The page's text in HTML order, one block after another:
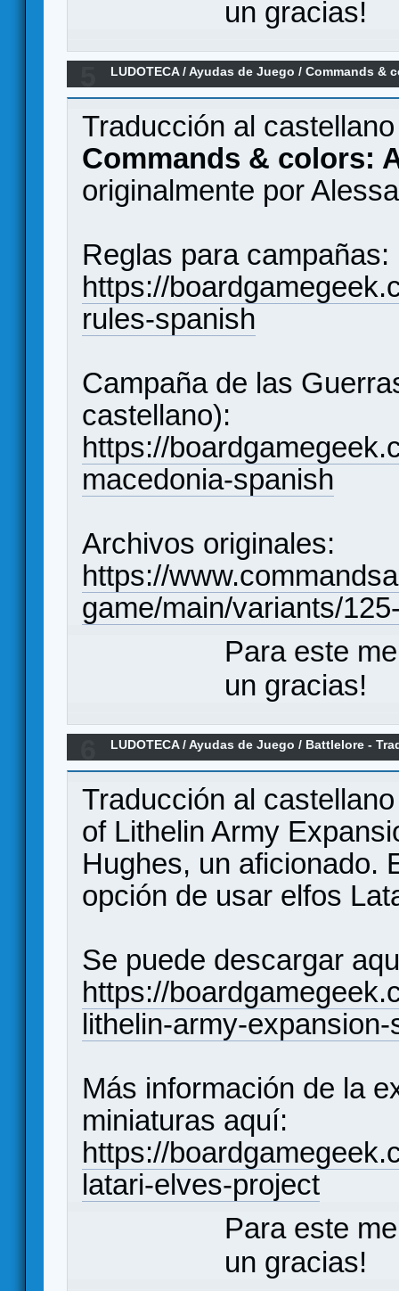
un gracias!
LUDOTECA/Ayudas de Juego /Commands &
Traducción al
Commands & colors:
originalmente por
Reglas para campañas:
https://
rules-spanish
Campaña de las
castellano):
https://
macedonia-spanish
Archivos originales:
https://
game/main/variants/
Para este
un gracias!
LUDOTECA/Ayudas de Juego / Battlelore -
Traducción al
of Lithelin Army
Hughes, un aficionado.
opción de usar elfos
Se puede descargar
https://
lithelin-army-
Más información de la
miniaturas aquí:
https://
latari-elves-project
Para este
un gracias!